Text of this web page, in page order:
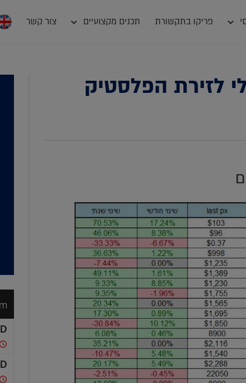
פריקו בתקשורת תכנים מקצועיים צור קשר
לזירת הפלסטיק